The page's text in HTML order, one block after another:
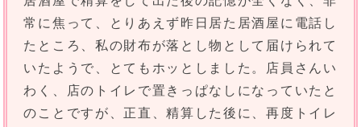
常に焦って、とりあえず昨日居た居酒屋に電話し
たところ、私の財布が落とし物として届けられて
いたようで、とてもホッとしました。店員さんい
わく、店のトイレで置きっぱなしになっていたと
のことですが、正直、精算した後に、再度トイレ